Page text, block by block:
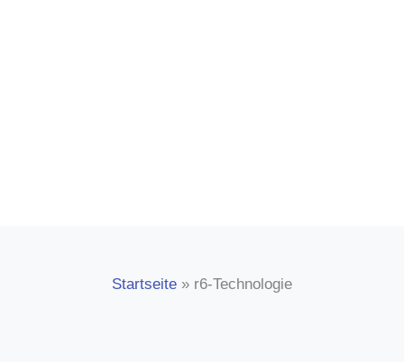
Startseite » r6-Technologie